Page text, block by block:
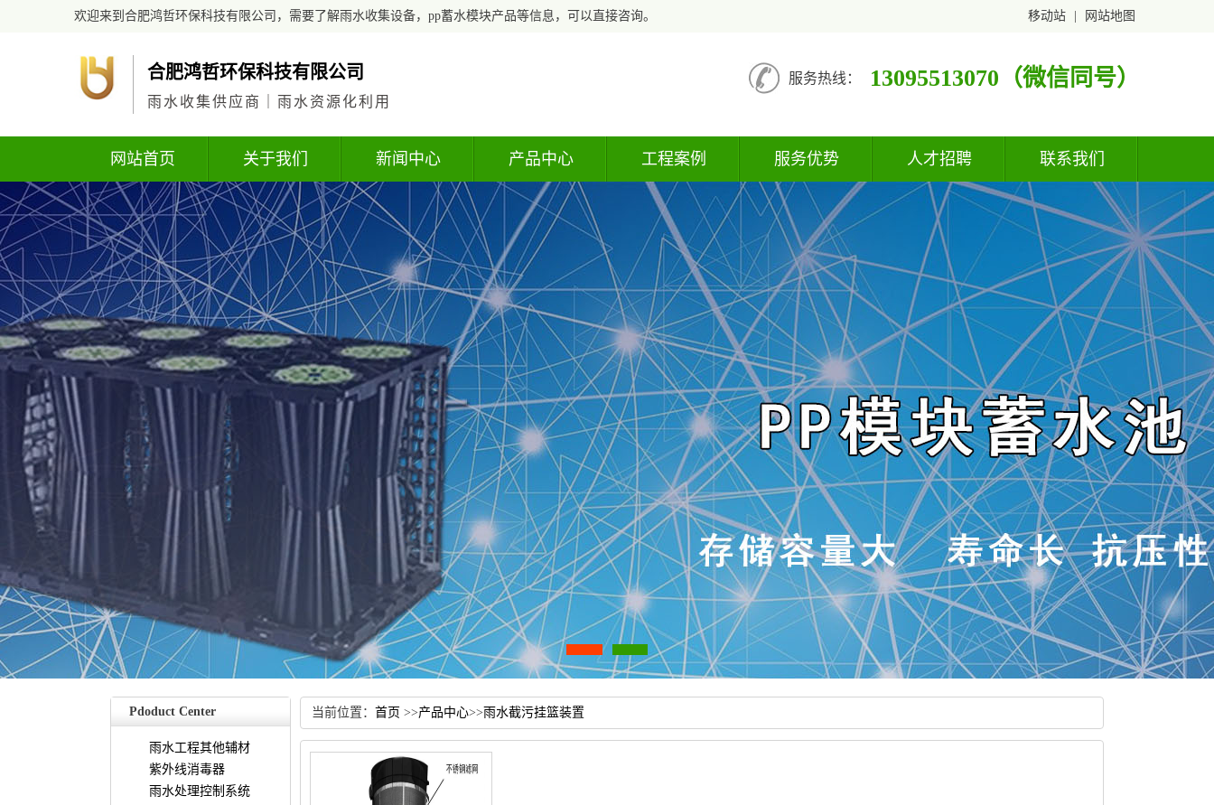
欢迎来到合肥鸿哲环保科技有限公司，需要了解雨水收集设备，pp蓄水模块产品等信息，可以直接咨询。 移动站 网站地图
合肥鸿哲环保科技有限公司
雨水收集供应商｜雨水资源化利用
服务热线： 13095513070（微信同号）
网站首页 关于我们 新闻中心 产品中心 工程案例 服务优势 人才招聘 联系我们
PdoductCenter
雨水工程其他辅材
紫外线消毒器
雨水处理控制系统
当前位置： 首页 >>产品中心>>雨水截污挂篮装置